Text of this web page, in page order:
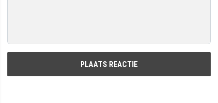
PLAATS REACTIE